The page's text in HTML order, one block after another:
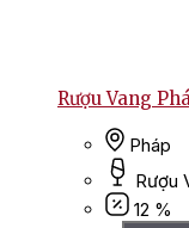
Rượu Vang
Pháp
Rượu
12 %